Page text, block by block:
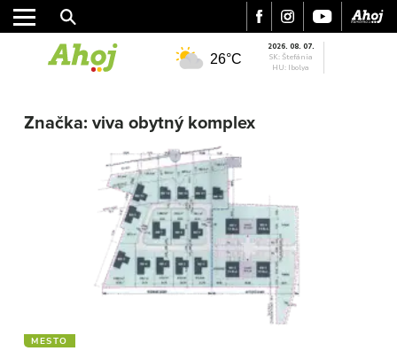
MESTO
ŠPORT
KULTÚRA
FOTKY
VIDEO
MIX
26°C
2026. 08. 07.
SK: Štefánia
HU: Ibolya
Značka: viva obytný komplex
MESTO